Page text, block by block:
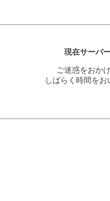
現在サーバ
ご迷惑をおか
しばらく時間を